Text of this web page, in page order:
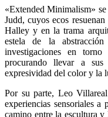
«Extended Minimalism»
Judd, cuyos ecos
Halley y en la trama
estela de la
investigaciones en
procurando llevar a
expresividad del color y la
Por su parte, Leo
experiencias sensoriales a
camino entre la escultura